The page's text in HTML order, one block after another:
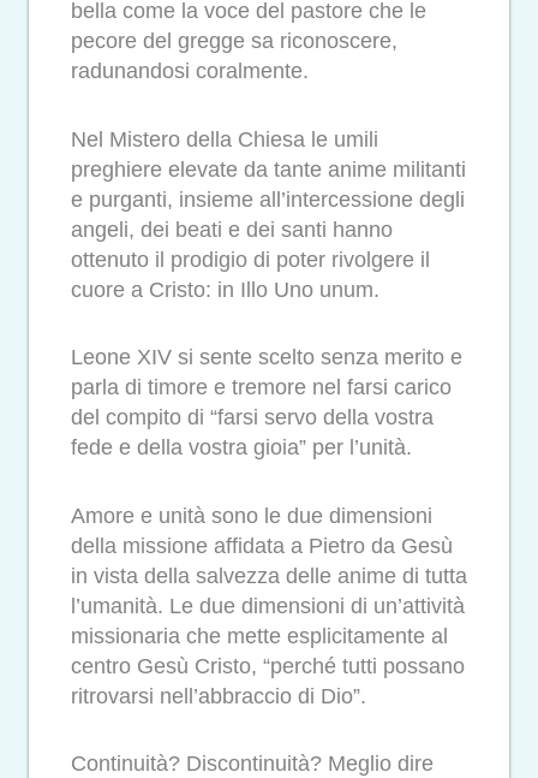
bella come la voce del pastore che le
pecore del gregge sa riconoscere,
radunandosi coralmente.
Nel Mistero della Chiesa le umili
preghiere elevate da tante anime militanti
e purganti, insieme all’intercessione degli
angeli, dei beati e dei santi hanno
ottenuto il prodigio di poter rivolgere il
cuore a Cristo: in Illo Uno unum.
Leone XIV si sente scelto senza merito e
parla di timore e tremore nel farsi carico
del compito di “farsi servo della vostra
fede e della vostra gioia” per l’unità.
Amore e unità sono le due dimensioni
della missione affidata a Pietro da Gesù
in vista della salvezza delle anime di tutta
l’umanità. Le due dimensioni di un’attività
missionaria che mette esplicitamente al
centro Gesù Cristo, “perché tutti possano
ritrovarsi nell’abbraccio di Dio”.
Continuità? Discontinuità? Meglio dire